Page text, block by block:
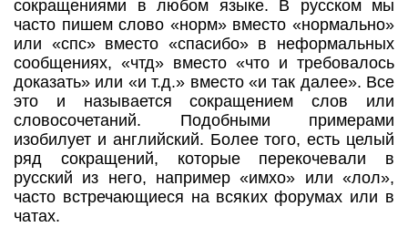
сокращениями в любом языке. В русском мы
часто пишем слово «норм» вместо «нормально»
или «спс» вместо «спасибо» в неформальных
сообщениях, «чтд» вместо «что и требовалось
доказать» или «и т.д.» вместо «и так далее». Все
это и называется сокращением слов или
словосочетаний. Подобными примерами
изобилует и английский. Более того, есть целый
ряд сокращений, которые перекочевали в
русский из него, например «имхо» или «лол»,
часто встречающиеся на всяких форумах или в
чатах.